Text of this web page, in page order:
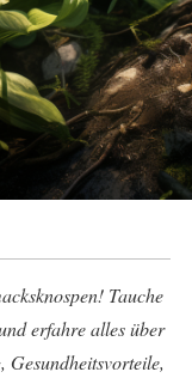
Tauche
erfahre alles über